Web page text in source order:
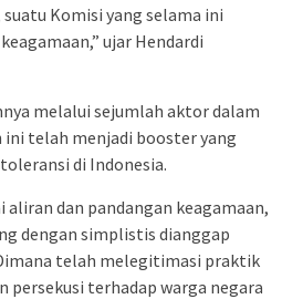
Komisi yang selama ini
ujar Hendardi
melalui sejumlah aktor dalam
ini telah menjadi booster yang
di Indonesia.
dan pandangan keagamaan,
dengan simplistis dianggap
telah melegitimasi praktik
persekusi terhadap warga negara